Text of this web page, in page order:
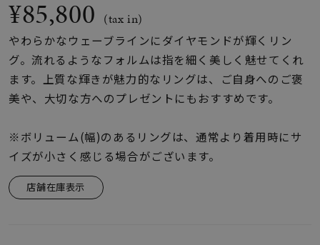
ファッションテイス
ト
着用シーン
リングサイズ
¥85,800 (tax in)
やわらかなウェーブラインにダイヤモンドが輝くリン
グ。流れるようなフォルムは指を細く美しく魅せてくれ
ます。上質な輝きが魅力的なリングは、ご自身へのご褒
美や、大切な方へのプレゼントにもおすすめです。
※ボリューム(幅)のあるリングは、通常より着用時にサ
イズが小さく感じる場合がございます。
店舗在庫表示